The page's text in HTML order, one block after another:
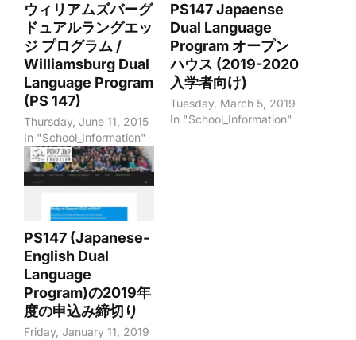
ウィリアムズバーグ
ドュアルラングエッ
ジ プログラム /
Williamsburg Dual
Language Program
(PS 147)
Thursday, June 11, 2015
In "School_Information"
PS147 Japaense
Dual Language
Program オープン
ハウス (2019-2020
入学者向け)
Tuesday, March 5, 2019
In "School_Information"
PS147 (Japanese-
English Dual
Language
Program)の2019年
度の申込み締切り
Friday, January 11, 2019